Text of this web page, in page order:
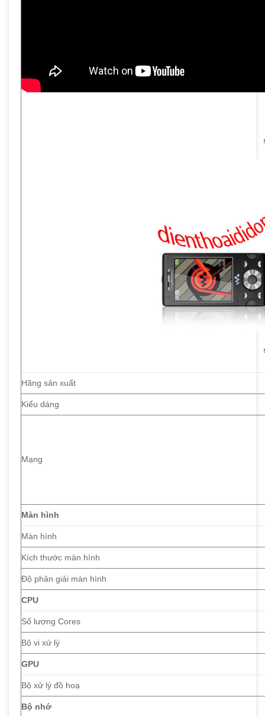
Hãng sản xuất
Kiểu dáng
Mạng
Màn hình
Màn hình
Kích thước màn hình
Độ phân giải màn hình
CPU
Số lượng Cores
Bộ vi xử lý
GPU
Bộ xử lý đồ hoạ
Bộ nhớ